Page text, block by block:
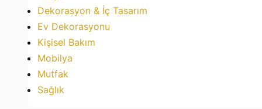
Dekorasyon & İç Tasarım
Ev Dekorasyonu
Kişisel Bakım
Mobilya
Mutfak
Sağlık